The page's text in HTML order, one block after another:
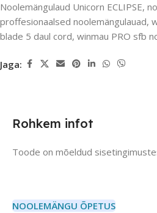
Noolemängulaud Unicorn ECLIPSE,
proffesionaalsed noolemängulauad,
blade 5 daul cord, winmau PRO sfb
Jaga:
Rohkem infot
Toode on mõeldud
NOOLEMÄNGU ÕPETUS